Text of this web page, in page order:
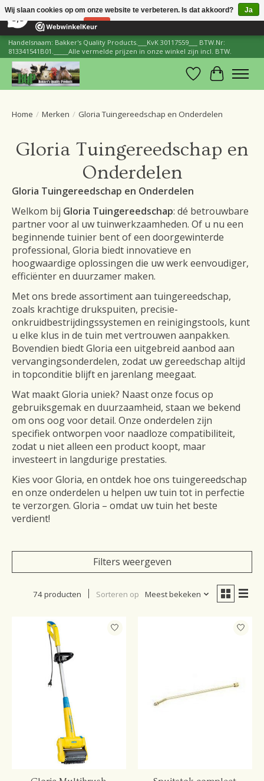
206 Reviews ×
Handelsnaam: Bakker's Quality Products.___KvK 30117559___ BTW.Nr:
813341541B01._____Alle vermelde prijzen in onze winkel zijn incl. BTW.
Verlanglijst
Home / Merken / Gloria Tuingereedschap en Onderdelen
Gloria Tuingereedschap en
Onderdelen
Gloria Tuingereedschap en Onderdelen
Welkom bij Gloria Tuingereedschap: dé betrouwbare
partner voor al uw tuinwerkzaamheden. Of u nu een
beginnende tuinier bent of een doorgewinterde
professional, Gloria biedt innovatieve en
hoogwaardige oplossingen die uw werk eenvoudiger,
efficiënter en duurzamer maken.
Met ons brede assortiment aan tuingereedschap,
zoals krachtige drukspuiten, precisie-
onkruidbestrijdingssystemen en reinigingstools, kunt
u elke klus in de tuin met vertrouwen aanpakken.
Bovendien biedt Gloria een uitgebreid aanbod aan
vervangingsonderdelen, zodat uw gereedschap altijd
in topconditie blijft en jarenlang meegaat.
Wat maakt Gloria uniek? Naast onze focus op
gebruiksgemak en duurzaamheid, staan we bekend
om ons oog voor detail. Onze onderdelen zijn
specifiek ontworpen voor naadloze compatibiliteit,
zodat u niet alleen een product koopt, maar
investeert in langdurige prestaties.
Kies voor Gloria, en ontdek hoe ons tuingereedschap
en onze onderdelen u helpen uw tuin tot in perfectie
te verzorgen. Gloria – omdat uw tuin het beste
verdient!
Filters weergeven
74 producten Sorteren op Meest bekeken
Wij slaan cookies op om onze website te verbeteren. Is dat akkoord?
Ja
Nee